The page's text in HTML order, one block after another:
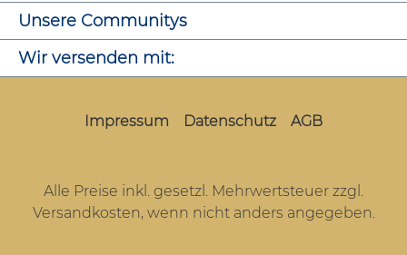
Unsere Communitys
Wir versenden mit:
Impressum Datenschutz AGB
Alle Preise inkl. gesetzl. Mehrwertsteuer zzgl.
Versandkosten, wenn nicht anders angegeben.